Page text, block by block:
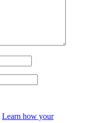
Learn how your